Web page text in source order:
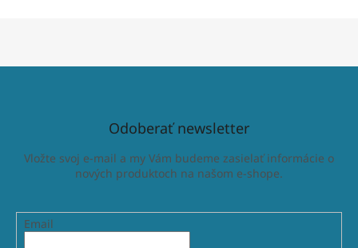
Odoberať newsletter
Vložte svoj e-mail a my Vám budeme zasielať informácie o
nových produktoch na našom e-shope.
Email